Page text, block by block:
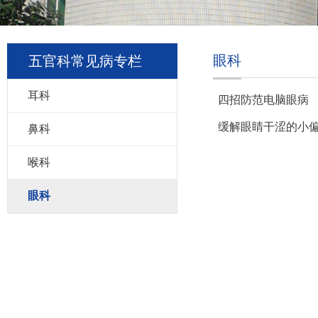
五官科常见病专栏
耳科
鼻科
喉科
眼科
眼科
四招防范电脑眼病
缓解眼睛干涩的小